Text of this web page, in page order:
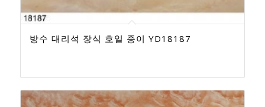
방수 대리석 장식 호일 종이 YD18187